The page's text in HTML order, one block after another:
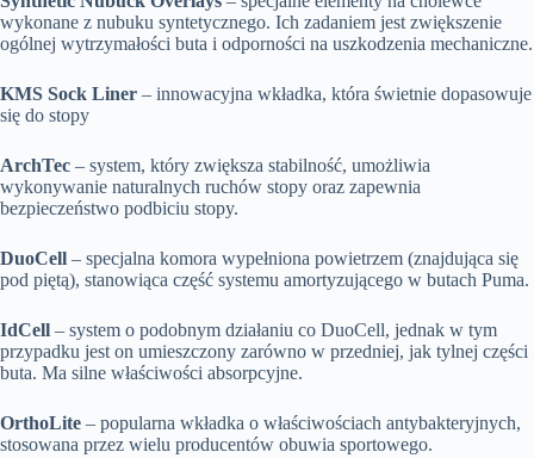
wykonane z nubuku syntetycznego. Ich zadaniem jest zwiększenie
ogólnej wytrzymałości buta i odporności na uszkodzenia mechaniczne.
KMS Sock Liner – innowacyjna wkładka, która świetnie dopasowuje
się do stopy
ArchTec – system, który zwiększa stabilność, umożliwia
wykonywanie naturalnych ruchów stopy oraz zapewnia
bezpieczeństwo podbiciu stopy.
DuoCell – specjalna komora wypełniona powietrzem (znajdująca się
pod piętą), stanowiąca część systemu amortyzującego w butach Puma.
IdCell – system o podobnym działaniu co DuoCell, jednak w tym
przypadku jest on umieszczony zarówno w przedniej, jak tylnej części
buta. Ma silne właściwości absorpcyjne.
OrthoLite – popularna wkładka o właściwościach antybakteryjnych,
stosowana przez wielu producentów obuwia sportowego.